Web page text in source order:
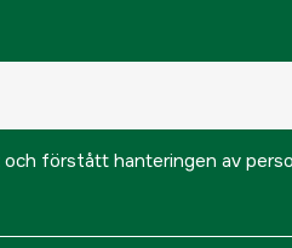
förstått hanteringen av